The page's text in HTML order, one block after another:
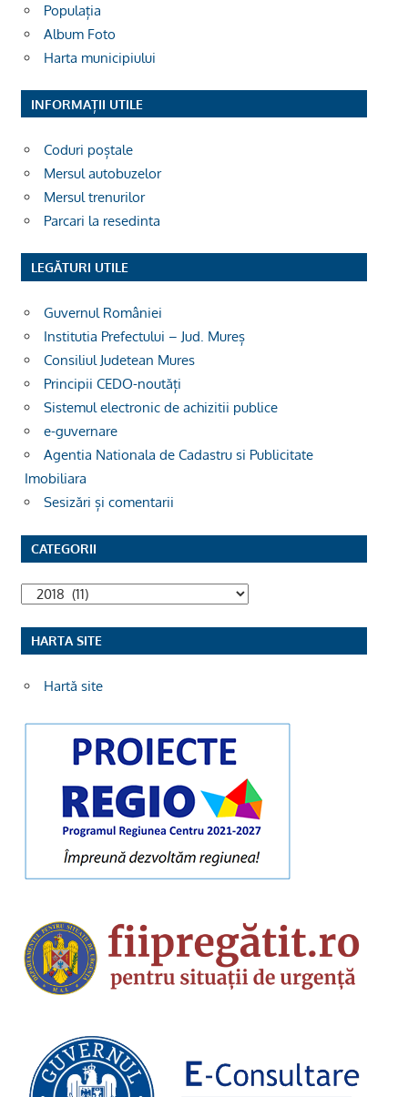
Populația
Album Foto
Harta municipiului
INFORMAȚII UTILE
Coduri poștale
Mersul autobuzelor
Mersul trenurilor
Parcari la resedinta
LEGĂTURI UTILE
Guvernul României
Institutia Prefectului – Jud. Mureș
Consiliul Judetean Mures
Principii CEDO-noutăți
Sistemul electronic de achizitii publice
e-guvernare
Agentia Nationala de Cadastru si Publicitate
Imobiliara
Sesizări și comentarii
CATEGORII
Categorii
HARTA SITE
Hartă site